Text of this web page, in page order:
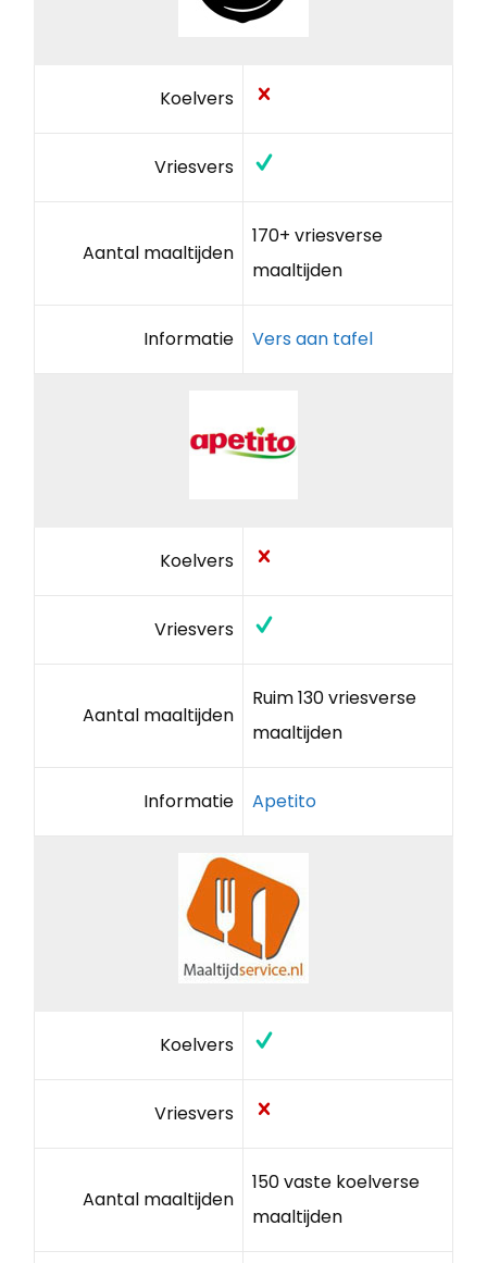
Koelvers
Vriesvers
Aantal maaltijden
170+ vriesverse
maaltijden
Informatie Vers aan tafel
Koelvers
Vriesvers
Aantal maaltijden
Ruim 130 vriesverse
maaltijden
Informatie Apetito
Koelvers
Vriesvers
Aantal maaltijden
150 vaste koelverse
maaltijden